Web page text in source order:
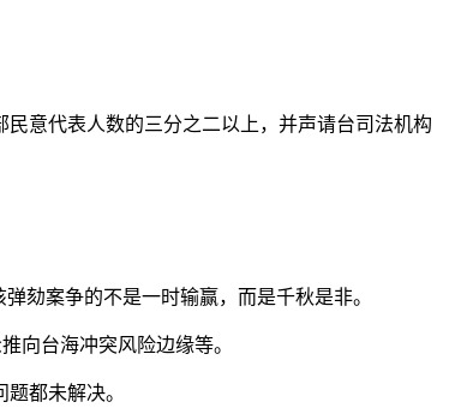
意代表人数的三分之二以上，并声请台司法机构
劾案争的不是一时输赢，而是千秋是非。
向台海冲突风险边缘等。
都未解决。